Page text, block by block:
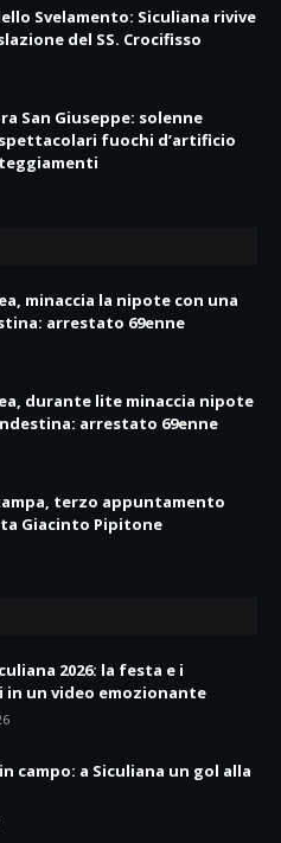
Svelamento: Siculiana rivive
del SS. Crocifisso
San Giuseppe: solenne
fuochi d’artificio
minaccia la nipote con una
arrestato 69enne
durante lite minaccia nipote
arrestato 69enne
terzo appuntamento
Giacinto Pipitone
2026: la festa e i
un video emozionante
campo: a Siculiana un gol alla